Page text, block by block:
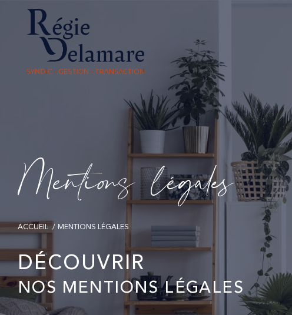
Mentios légae
ACCUEIL MENTIONS LÉGALES
DÉCOUVRIR
NOS MENTIONS LÉGALES